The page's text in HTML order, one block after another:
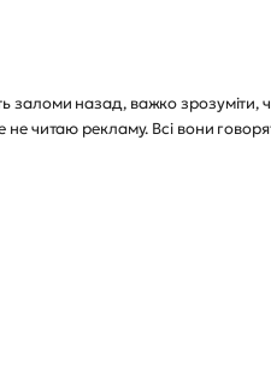
заломи назад, важко
читаю рекламу. Всі вони